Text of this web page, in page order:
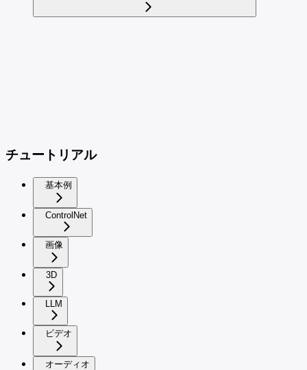
チュートリアル
基本例
ControlNet
画像
3D
LLM
ビデオ
オーディオ